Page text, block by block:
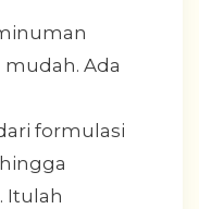
Ada
formulasi
Itulah